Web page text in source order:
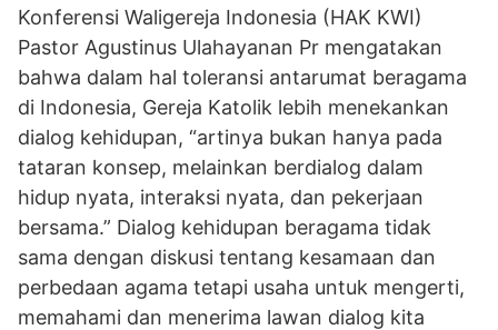
Konferensi Waligereja Indonesia (HAK KWI)
Pastor Agustinus Ulahayanan Pr mengatakan
bahwa dalam hal toleransi antarumat beragama
di Indonesia, Gereja Katolik lebih menekankan
dialog kehidupan, “artinya bukan hanya pada
tataran konsep, melainkan berdialog dalam
hidup nyata, interaksi nyata, dan pekerjaan
bersama.” Dialog kehidupan beragama tidak
sama dengan diskusi tentang kesamaan dan
perbedaan agama tetapi usaha untuk mengerti,
memahami dan menerima lawan dialog kita